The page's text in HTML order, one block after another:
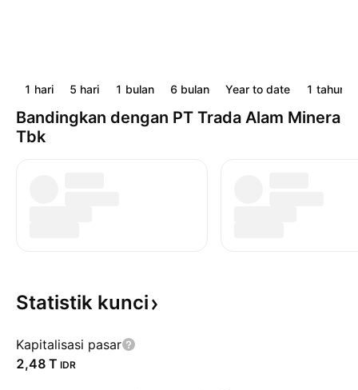
1 hari 5 hari 1 bulan 6 bulan Year to date 1 tahun
Bandingkan dengan PT Trada Alam Minera
Tbk
Statistik kunci
Kapitalisasi pasar
‪2,48 T‬ IDR